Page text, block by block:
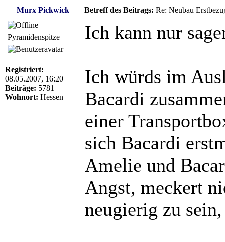
Murx Pickwick
Betreff des Beitrags: Re: Neubau
Pyramidenspitze
Registriert:
08.05.2007, 16:20
Beiträge: 5781
Wohnort: Hessen
Ich kann nur
Ich würds im
Bacardi
einer
sich Bacardi
Amelie und
Angst, meckert
neugierig zu